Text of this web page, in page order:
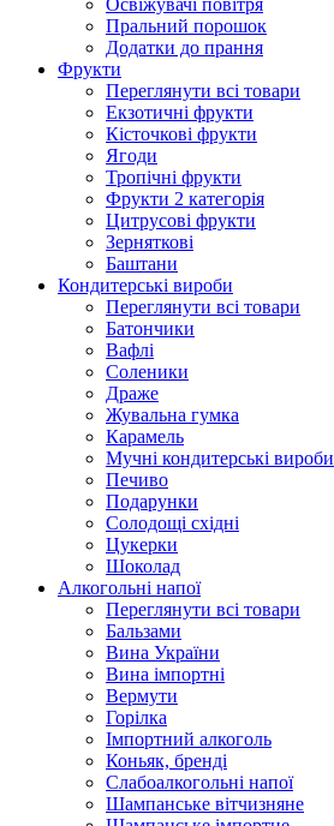
Освіжувачі повітря
Пральний порошок
Додатки до прання
Фрукти
Переглянути всі товари
Екзoтичні фрукти
Кісточкові фрукти
Ягоди
Тропічні фрукти
Фрукти 2 категорія
Цитрусові фрукти
Зерняткові
Баштани
Кондитерські вироби
Переглянути всі товари
Батончики
Вафлі
Соленики
Драже
Жувальнa гумка
Карамель
Мучні кондитерські вироби
Печиво
Подарунки
Солодощі східні
Цукерки
Шоколад
Алкогольні напої
Переглянути всі товари
Бальзами
Вина України
Вина імпортні
Вермути
Горілка
Імпортний алкоголь
Коньяк, бренді
Слабоалкогольні напої
Шампанське вітчизняне